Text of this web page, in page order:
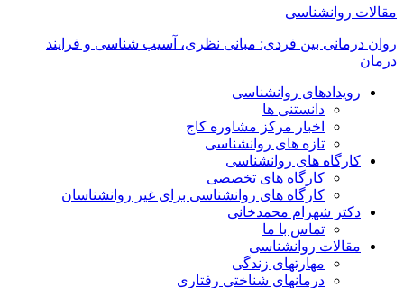
مقالات روانشناسی
روان درمانی بین فردی: مبانی نظری، آسیب شناسی و فرایند
درمان
رویدادهای روانشناسی
دانستنی ها
اخبار مرکز مشاوره کاج
تازه های روانشناسی
کارگاه های روانشناسی
کارگاه های تخصصی
کارگاه های روانشناسی برای غیر روانشناسان
دکتر شهرام محمدخانی
تماس با ما
مقالات روانشناسی
مهارتهای زندگی
درمانهای شناختی رفتاری